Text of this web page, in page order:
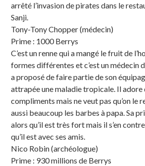
arrêté l’invasion de pirates dans le
Sanji.
Tony-Tony Chopper (médecin)
Prime : 1000 Berrys
C’est un renne qui a mangé le fruit de
formes différentes et c’est un médecin
a proposé de faire partie de son
attrapée une maladie tropicale. Il adore
compliments mais ne veut pas qu’on le
aussi beaucoup les barbes à papa. Sa
alors qu’il est très fort mais il s’en
qu’il est avec ses amis.
Nico Robin (archéologue)
Prime : 930 millions de Berrys